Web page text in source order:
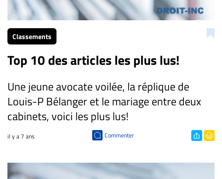
CARRIÈRE
ET
EMPLOIS
AVOCATS
ET
JURISTES
Offres
Métiers
Classements
Top 10 des articles les plus lus!
Une jeune avocate voilée, la réplique de
Louis-P Bélanger et le mariage entre deux
cabinets, voici les plus lus!
il y a 7 ans Commenter